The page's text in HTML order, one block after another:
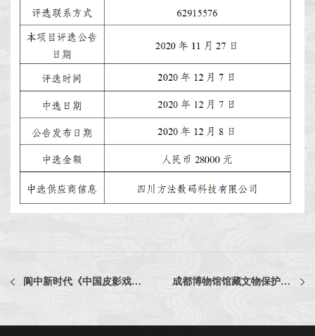
阆中新时代《中国皮影戏》非遗履约保护研讨会展场搭建服务项目中选公告 成都博物馆馆藏文物保护修复资料印刷项目中选公告